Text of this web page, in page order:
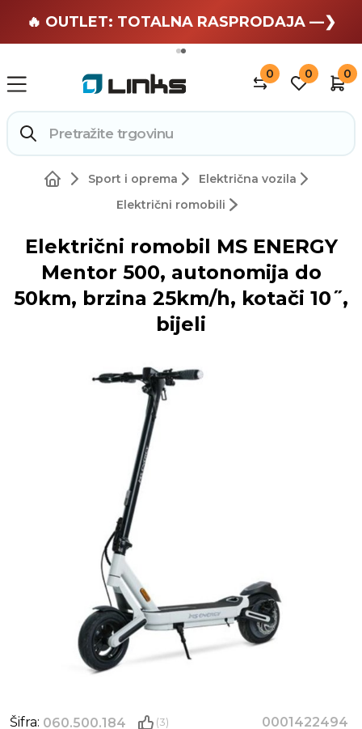
🏄 Zaslužuješ odmor —❯
🔥 OUTLET: TOTALNA RASPRODAJA —❯
0 0 0
Sport i oprema
Električna vozila
Električni romobili
Električni romobil MS ENERGY
Mentor 500, autonomija do
50km, brzina 25km/h, kotači 10˝,
bijeli
Šifra: 060.500.184 (3)
0001422494